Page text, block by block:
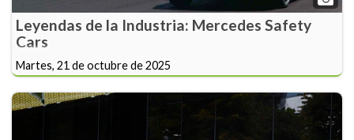
Leyendas de la Industria: Mercedes Safety
Cars
Martes, 21 de octubre de 2025